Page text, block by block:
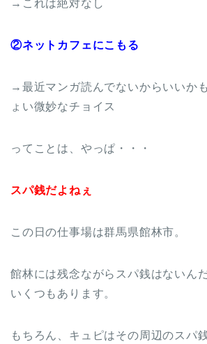
→これは絶対なし
②ネットカフェにこもる
→最近マンガ読んでないからいいか
ょい微妙なチョイス
ってことは、やっぱ・・・
スパ銭だよねぇ
この日の仕事場は群馬県館林市。
館林には残念ながらスパ銭はないん
いくつもあります。
もちろん、キュピはその周辺のスパ